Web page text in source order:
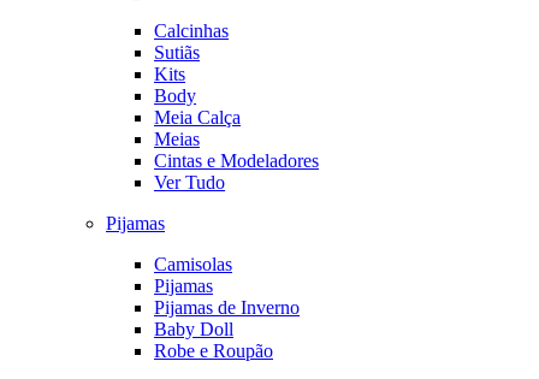
Calcinhas
Sutiãs
Kits
Body
Meia Calça
Meias
Cintas e Modeladores
Ver Tudo
Pijamas
Camisolas
Pijamas
Pijamas de Inverno
Baby Doll
Robe e Roupão